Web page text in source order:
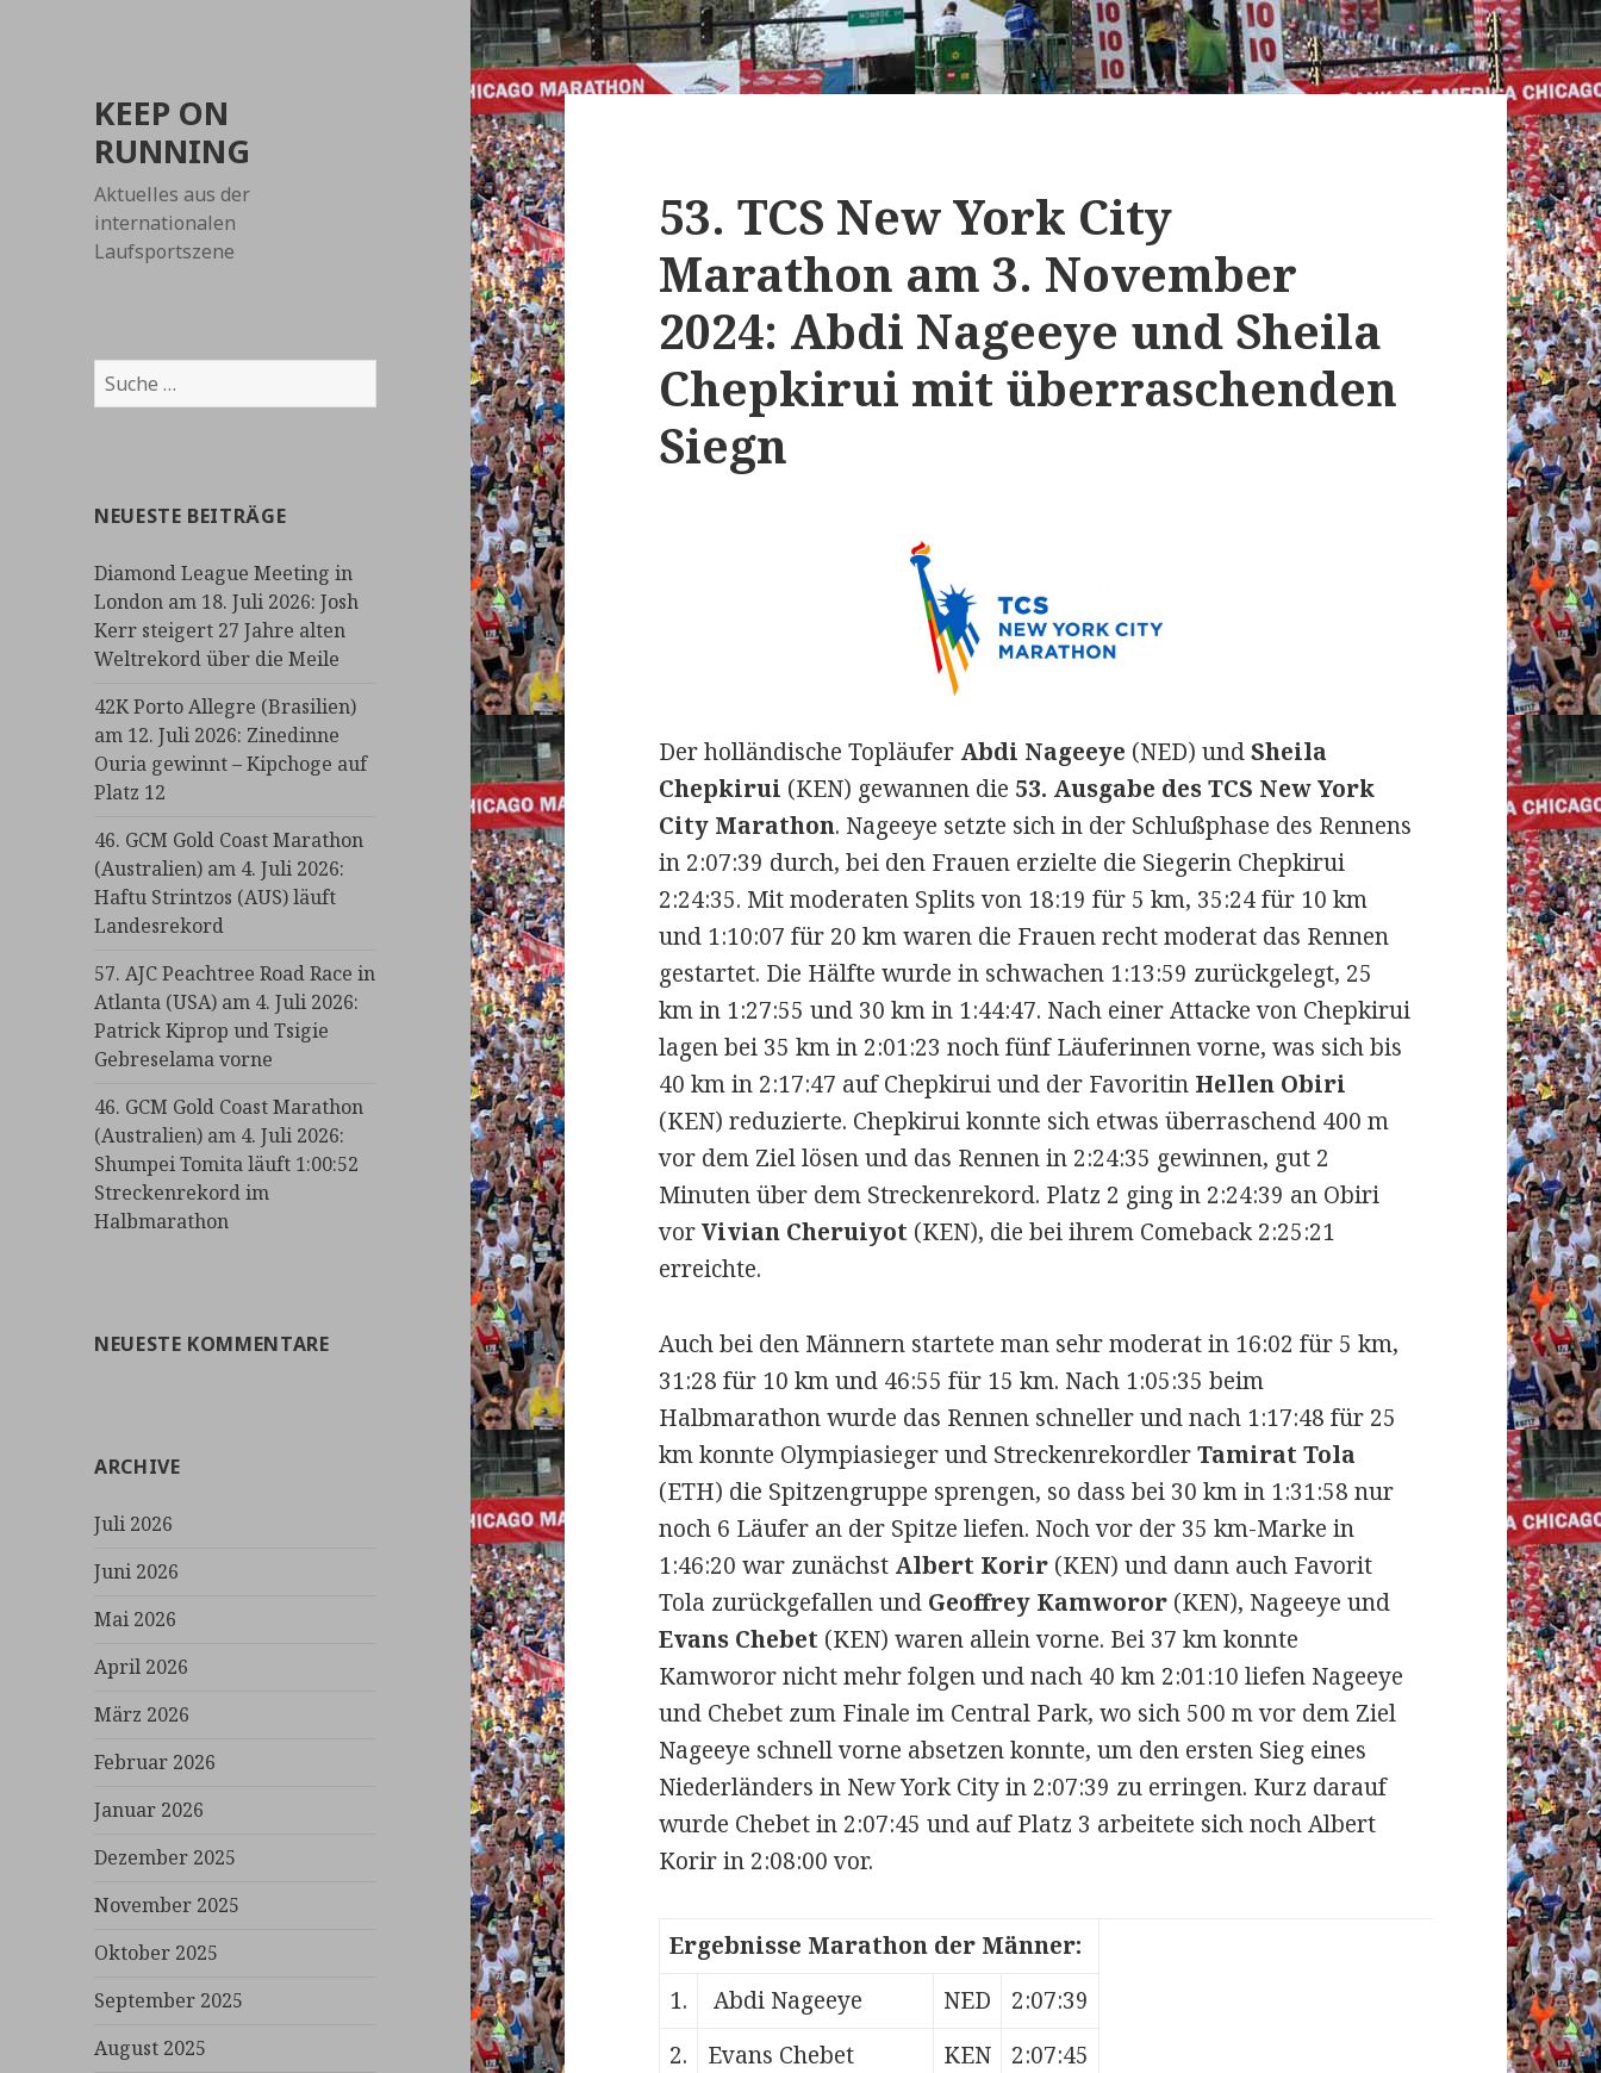
KEEP ON
RUNNING
Aktuelles aus der
internationalen
Laufsportszene
Suche
nach:
NEUESTE BEITRÄGE
Diamond League Meeting in
London am 18. Juli 2026: Josh
Kerr steigert 27 Jahre alten
Weltrekord über die Meile
42K Porto Allegre (Brasilien)
am 12. Juli 2026: Zinedinne
Ouria gewinnt – Kipchoge auf
Platz 12
46. GCM Gold Coast Marathon
(Australien) am 4. Juli 2026:
Haftu Strintzos (AUS) läuft
Landesrekord
57. AJC Peachtree Road Race in
Atlanta (USA) am 4. Juli 2026:
Patrick Kiprop und Tsigie
Gebreselama vorne
46. GCM Gold Coast Marathon
(Australien) am 4. Juli 2026:
Shumpei Tomita läuft 1:00:52
Streckenrekord im
Halbmarathon
NEUESTE KOMMENTARE
ARCHIVE
Juli 2026
Juni 2026
Mai 2026
April 2026
März 2026
Februar 2026
Januar 2026
Dezember 2025
November 2025
Oktober 2025
September 2025
August 2025
53. TCS New York City
Marathon am 3. November
2024: Abdi Nageeye und Sheila
Chepkirui mit überraschenden
Siegn
Der holländische Topläufer Abdi Nageeye (NED) undSheila
Chepkirui (KEN) gewannen die 53. Ausgabe des TCS New York
City Marathon. Nageeye setzte sich in der Schlußphase des Rennens
in 2:07:39 durch, bei den Frauen erzielte die Siegerin Chepkirui
2:24:35. Mit moderaten Splits von 18:19 für 5 km, 35:24 für 10 km
und 1:10:07 für 20 km waren die Frauen recht moderat das Rennen
gestartet. Die Hälfte wurde in schwachen 1:13:59 zurückgelegt, 25
km in 1:27:55 und 30 km in 1:44:47. Nach einer Attacke von Chepkirui
lagen bei 35 km in 2:01:23 noch fünf Läuferinnen vorne, was sich bis
40 km in 2:17:47 auf Chepkirui und der Favoritin Hellen Obiri
(KEN) reduzierte. Chepkirui konnte sich etwas überraschend 400 m
vor dem Ziel lösen und das Rennen in 2:24:35 gewinnen, gut 2
Minuten über dem Streckenrekord. Platz 2 ging in 2:24:39 an Obiri
vorVivian Cheruiyot (KEN), die bei ihrem Comeback 2:25:21
erreichte.
Auch bei den Männern startete man sehr moderat in 16:02 für 5 km,
31:28 für 10 km und 46:55 für 15 km. Nach 1:05:35 beim
Halbmarathon wurde das Rennen schneller und nach 1:17:48 für 25
km konnte Olympiasieger und StreckenrekordlerTamirat Tola
(ETH) die Spitzengruppe sprengen, so dass bei 30 km in 1:31:58 nur
noch 6 Läufer an der Spitze liefen. Noch vor der 35 km-Marke in
1:46:20 war zunächst Albert Korir (KEN) und dann auch Favorit
Tola zurückgefallen und Geoffrey Kamworor (KEN), Nageeye und
Evans Chebet (KEN) waren allein vorne. Bei 37 km konnte
Kamworor nicht mehr folgen und nach 40 km 2:01:10 liefen Nageeye
und Chebet zum Finale im Central Park, wo sich 500 m vor dem Ziel
Nageeye schnell vorne absetzen konnte, um den ersten Sieg eines
Niederländers in New York City in 2:07:39 zu erringen. Kurz darauf
wurde Chebet in 2:07:45 und auf Platz 3 arbeitete sich noch Albert
Korir in 2:08:00 vor.
Ergebnisse Marathon der Männer:
1.
Abdi Nageeye NED
2:07:39
2.
Evans Chebet KEN
2:07:45